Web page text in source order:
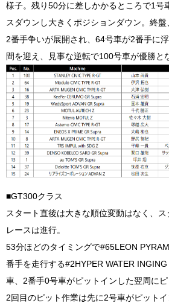
様子。残り50分に差しかかるところで1号
スダウンし大きくポジションダウン。終
2番手争いが展開され、64号車が2番手に
間を迎え、見事な逆転で100号車が優勝と
■GT300クラス
スタート直後は大きな順位変動はなく、
レースは進行。
53分ほどのタイミングで#65LEON
番手を走行する#2HYPER WATER
車、2番手0号車がピットインした翌周にピ
2回目のピット作業は先に2号車がピット